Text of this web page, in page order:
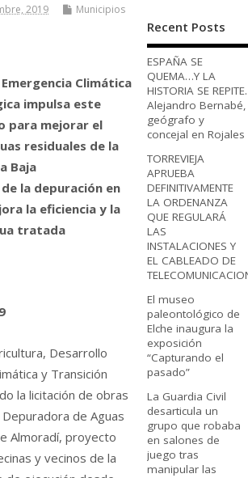
2019
Municipios
Climática
impulsa este
para mejorar el
residuales de la
Baja
la depuración en
la eficiencia y la
tratada
Desarrollo
y Transición
la licitación de obras
de Aguas
Almoradí, proyecto
y vecinos de la
Recent Posts
ESPAÑA SE
QUEMA…Y LA
HISTORIA SE REPITE.
Alejandro Bernabé,
geógrafo y
concejal en Rojales
TORREVIEJA
APRUEBA
DEFINITIVAMENTE
LA ORDENANZA
QUE REGULARÁ
LAS
INSTALACIONES Y
EL CABLEADO DE
El museo
paleontológico de
Elche inaugura la
exposición
“Capturando el
pasado”
La Guardia Civil
desarticula un
grupo que robaba
en salones de
juego tras
manipular las